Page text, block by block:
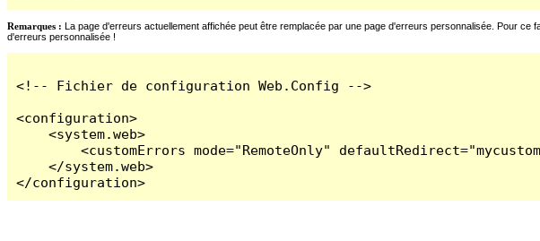
Remarques : La page d'erreurs actuellement affichée peut être remplacée par une page d'erreurs personnalisée. Pour
d'erreurs personnalisée !
<!-- Fichier de configuration Web.Config -->
<configuration>
    <system.web>
<customErrors mode="RemoteOnly"
    </system.web>
</configuration>